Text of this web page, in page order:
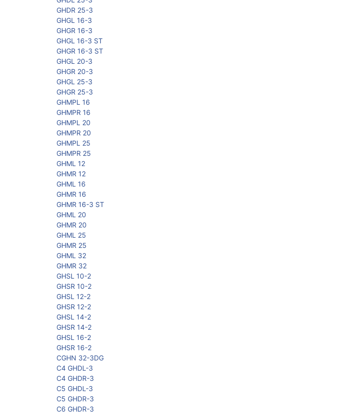
GHDR 25-3
GHGL 16-3
GHGR 16-3
GHGL 16-3 ST
GHGR 16-3 ST
GHGL 20-3
GHGR 20-3
GHGL 25-3
GHGR 25-3
GHMPL 16
GHMPR 16
GHMPL 20
GHMPR 20
GHMPL 25
GHMPR 25
GHML 12
GHMR 12
GHML 16
GHMR 16
GHMR 16-3 ST
GHML 20
GHMR 20
GHML 25
GHMR 25
GHML 32
GHMR 32
GHSL 10-2
GHSR 10-2
GHSL 12-2
GHSR 12-2
GHSL 14-2
GHSR 14-2
GHSL 16-2
GHSR 16-2
CGHN 32-3DG
C4 GHDL-3
C4 GHDR-3
C5 GHDL-3
C5 GHDR-3
C6 GHDR-3